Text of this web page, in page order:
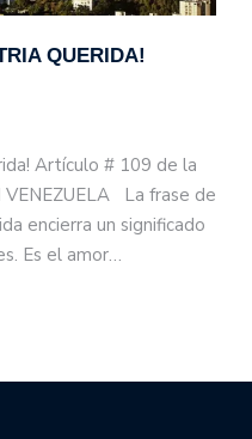
QUERIDA!
Artículo # 109 de la
VENEZUELA La frase de
encierra un significado
Es el amor…